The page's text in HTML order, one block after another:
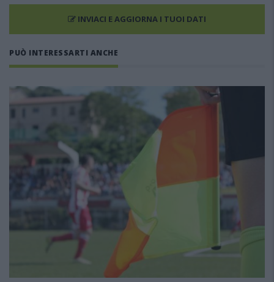
INVIACI E AGGIORNA I TUOI DATI
PUÒ INTERESSARTI ANCHE